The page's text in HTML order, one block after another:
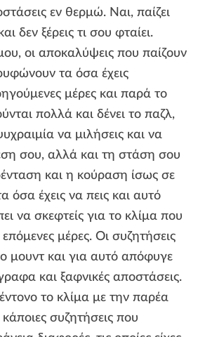
εν θερμώ. Ναι, παίζει
δεν ξέρεις τι σου φταίει.
οι αποκαλύψεις που παίζουν
τα όσα έχεις
μέρες και παρά το
πολλά και δένει το παζλ,
να μιλήσεις και να
σου, αλλά και τη στάση σου
και η κούραση ίσως σε
όσα έχεις να πεις και αυτό
να σκεφτείς για το κλίμα που
επόμενες μέρες. Οι συζητήσεις
μουντ και για αυτό απόφυγε
και ξαφνικές αποστάσεις.
το κλίμα με την παρέα
συζητήσεις που